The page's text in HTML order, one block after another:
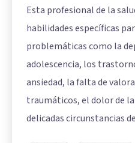
Esta profesional de la
habilidades específicas
problemáticas como la
adolescencia, los
ansiedad, la falta de
traumáticos, el dolor de
delicadas circunstancias